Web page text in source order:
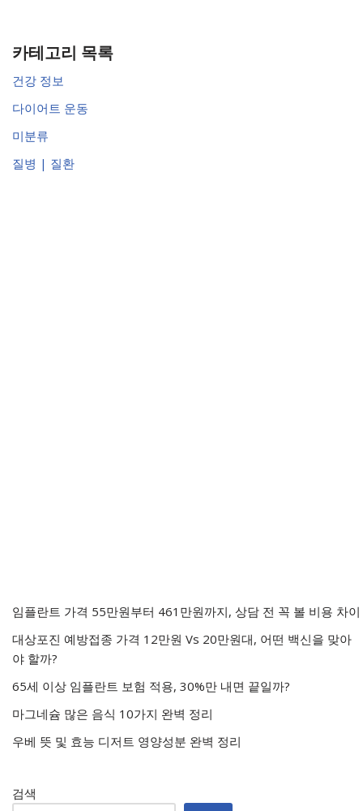
카테고리 목록
건강 정보
다이어트 운동
미분류
질병 | 질환
임플란트 가격 55만원부터 461만원까지, 상담 전 꼭 볼 비용 차이
대상포진 예방접종 가격 12만원 Vs 20만원대, 어떤 백신을 맞아
야 할까?
65세 이상 임플란트 보험 적용, 30%만 내면 끝일까?
마그네슘 많은 음식 10가지 완벽 정리
우베 뜻 및 효능 디저트 영양성분 완벽 정리
검색